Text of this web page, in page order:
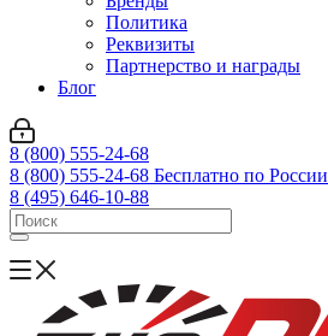
Политика
Реквизиты
Партнерство и награды
Блог
8 (800) 555-24-68
8 (800) 555-24-68 Бесплатно по России
8 (495) 646-10-88